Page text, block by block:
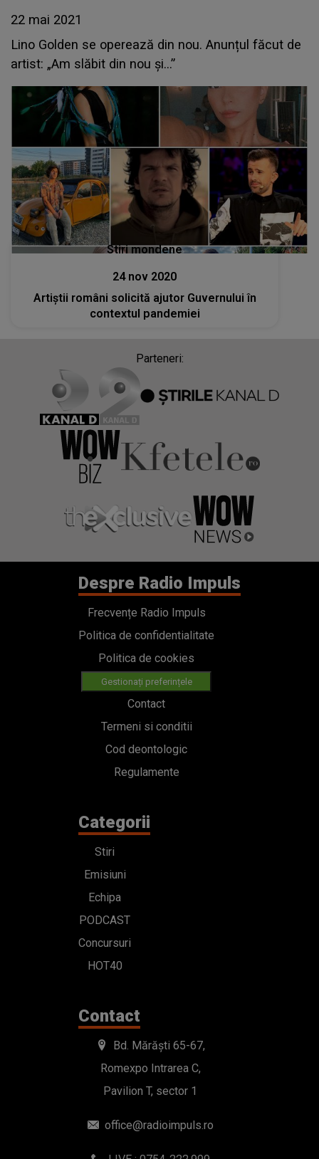
22 mai 2021
Lino Golden se operează din nou. Anunțul făcut de
artist: „Am slăbit din nou și...”
Stiri mondene
24 nov 2020
Artiștii români solicită ajutor Guvernului în
contextul pandemiei
Parteneri:
Despre Radio Impuls
Frecvențe Radio Impuls
Politica de confidentialitate
Politica de cookies
Gestionați preferințele
Contact
Termeni si conditii
Cod deontologic
Regulamente
Categorii
Stiri
Emisiuni
Echipa
PODCAST
Concursuri
HOT40
Contact
Bd. Mărăști 65-67,
Romexpo Intrarea C,
Pavilion T, sector 1
office@radioimpuls.ro